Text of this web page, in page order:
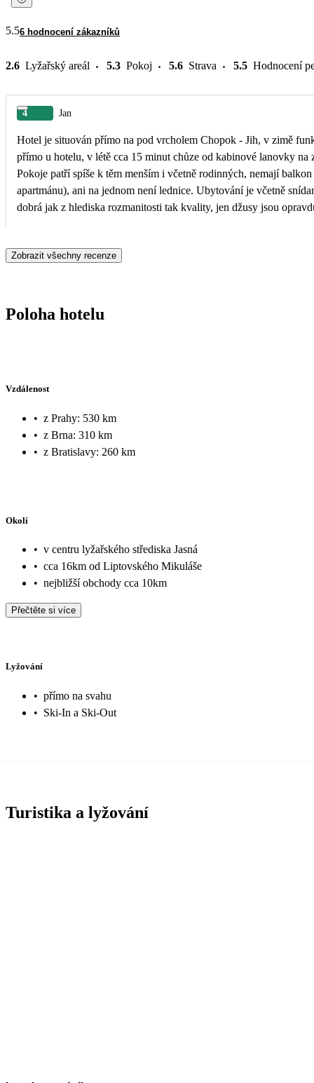
5.56 hodnocení zákazníků
2.6 Lyžařský areál 5.3 Pokoj 5.6 Strava 5.5 Hodnocení
4 Jan
Hotel je situován přímo na pod vrcholem Chopok - Jih, v zimě
přímo u hotelu, v létě cca 15 minut chůze od kabinové lanovky na
Pokoje patří spíše k těm menším i včetně rodinných, nemají
apartmánu), ani na jednom není lednice. Ubytování je včetně
dobrá jak z hlediska rozmanitosti tak kvality, jen džusy jsou
variabilní...Parkování zdarma přímo u hotelu systémem kdo dříve
dovolenou - v obou případech má zejména lokace co nabídnout.
Zobrazit všechny recenze
Poloha hotelu
Vzdálenost
• z Prahy: 530 km
• z Brna: 310 km
• z Bratislavy: 260 km
Okolí
• v centru lyžařského střediska Jasná
• cca 16km od Liptovského Mikuláše
• nejbližší obchody cca 10km
Přečtěte si více
Lyžování
• přímo na svahu
• Ski-In a Ski-Out
Turistika a lyžování